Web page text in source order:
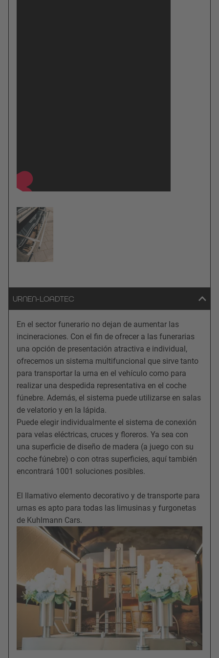
URNEN-LOADTEC
En el sector funerario no dejan de aumentar las
incineraciones. Con el fin de ofrecer a las funerarias
una opción de presentación atractiva e individual,
ofrecemos un sistema multifuncional que sirve tanto
para transportar la urna en el vehículo como para
realizar una despedida representativa en el coche
fúnebre. Además, el sistema puede utilizarse en salas
de velatorio y en la lápida.
Puede elegir individualmente el sistema de conexión
para velas eléctricas, cruces y floreros. Ya sea con
una superficie de diseño de madera (a juego con su
coche fúnebre) o con otras superficies, aquí también
encontrará 1001 soluciones posibles.
El llamativo elemento decorativo y de transporte para
urnas es apto para todas las limusinas y furgonetas
de Kuhlmann Cars.